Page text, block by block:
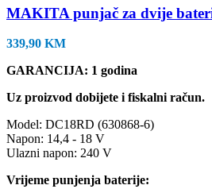
MAKITA punjač za dvije
339,90 KM
GARANCIJA: 1 godina
Uz proizvod dobijete i fiskalni račun.
Model: DC18RD (630868-6)
Napon: 14,4 - 18 V
Ulazni napon: 240 V
Vrijeme punjenja baterije: